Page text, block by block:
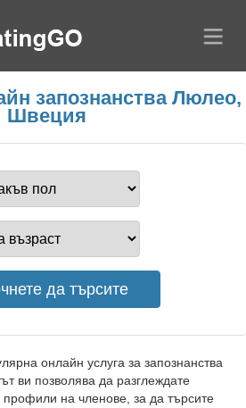
запознанства Люлео,
Швеция
онлайн услуга за запознанства
ви позволява да разглеждате
профили на членове, за да търсите